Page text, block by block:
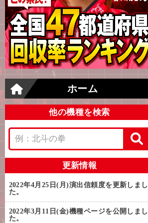
ホーム
他の機種を検索
更新情報
2022年4月25日(月)演出信頼度を更新しまし
た。
2022年3月11日(金)機種ページを公開しまし
た。